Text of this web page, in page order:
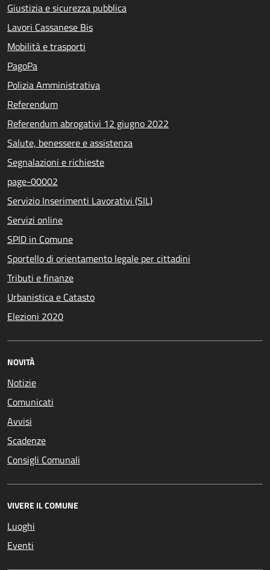
Giustizia e sicurezza pubblica
Lavori Cassanese Bis
Mobilità e trasporti
PagoPa
Polizia Amministrativa
Referendum
Referendum abrogativi 12 giugno 2022
Salute, benessere e assistenza
Segnalazioni e richieste
page-00002
Servizio Inserimenti Lavorativi (SIL)
Servizi online
SPID in Comune
Sportello di orientamento legale per cittadini
Tributi e finanze
Urbanistica e Catasto
Elezioni 2020
NOVITÀ
Notizie
Comunicati
Avvisi
Scadenze
Consigli Comunali
VIVERE IL COMUNE
Luoghi
Eventi